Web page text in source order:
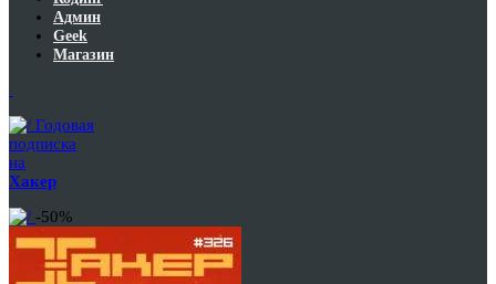
Админ
Geek
Магазин
Годовая
подписка
на
Хакер
-50%